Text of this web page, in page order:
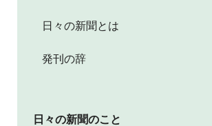
日々の新聞とは
発刊の辞
日々の新聞のこと